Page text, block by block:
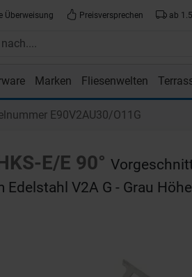
Überweisung Preisversprechen ab
Marken Fliesenwelten
E90V2AU30/O11G
E/E 90°
V2A G - Grau